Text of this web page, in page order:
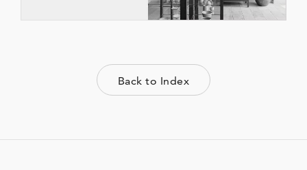
Back to Index